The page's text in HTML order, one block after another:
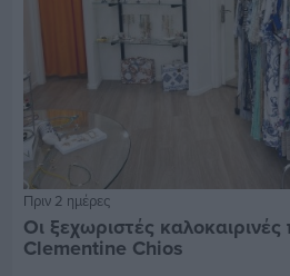
Πριν 2 ημέρες
Οι ξεχωριστές
Clementine Chios